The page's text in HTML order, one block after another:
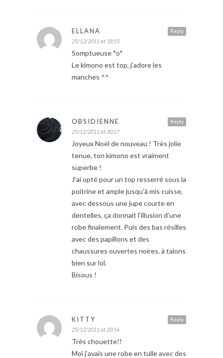
Reply
ELLANA
25/12/2011 at 18:53
Somptueuse *o*
Le kimono est top, j’adore les
manches ^^
Reply
OBSIDIENNE
25/12/2011 at 20:27
Joyeux Noël de nouveau ! Très jolie
tenue, ton kimono est vraiment
superbe !
J’ai opté pour un top resserré sous la
poitrine et ample jusqu’à mis cuisse,
avec dessous une jupe courte en
dentelles, ça donnait l’illusion d’une
robe finalement. Puis des bas résilles
avec des papillons et des
chaussures ouvertes noires, à talons
bien sur lol.
Bisous !
Reply
KITTY
25/12/2011 at 20:56
Très chouette!!
Moi j’avais une robe en tulle avec des